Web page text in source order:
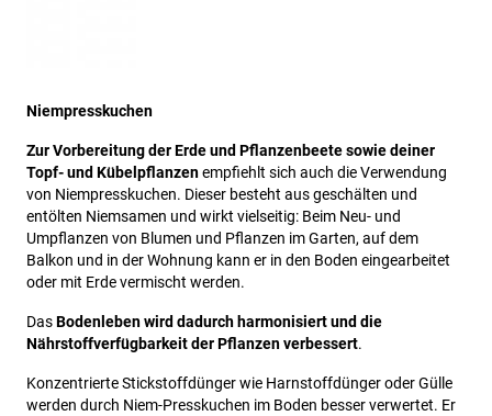
Niempresskuchen
Zur Vorbereitung der Erde und Pflanzenbeete sowie deiner
Topf- und Kübelpflanzenempfiehlt sich auch die Verwendung
von Niempresskuchen. Dieser besteht aus geschälten und
entölten Niemsamen und wirkt vielseitig: Beim Neu- und
Umpflanzen von Blumen und Pflanzen im Garten, auf dem
Balkon und in der Wohnung kann er in den Boden eingearbeitet
oder mit Erde vermischt werden.
DasBodenleben wird dadurch harmonisiert und die
Nährstoffverfügbarkeit der Pflanzen verbessert.
Konzentrierte Stickstoffdünger wie Harnstoffdünger oder Gülle
werden durch Niem-Presskuchen im Boden besser verwertet. Er